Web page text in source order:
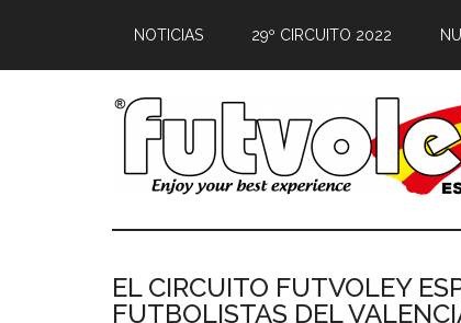
NOTICIAS 29º CIRCUITO 2022
EL CIRCUITO FUTVOLEY
FUTBOLISTAS DEL